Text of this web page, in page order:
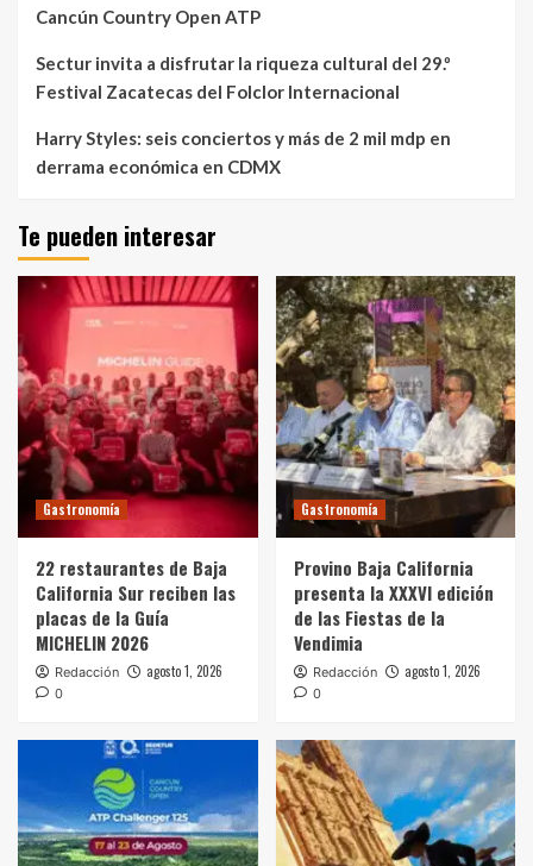
Cancún Country Open ATP
Sectur invita a disfrutar la riqueza cultural del 29.º
Festival Zacatecas del Folclor Internacional
Harry Styles: seis conciertos y más de 2 mil mdp en
derrama económica en CDMX
Te pueden interesar
Gastronomía
22 restaurantes de Baja
California Sur reciben las
placas de la Guía
MICHELIN 2026
Redacción agosto 1, 2026
0
Gastronomía
Provino Baja California
presenta la XXXVI edición
de las Fiestas de la
Vendimia
Redacción agosto 1, 2026
0